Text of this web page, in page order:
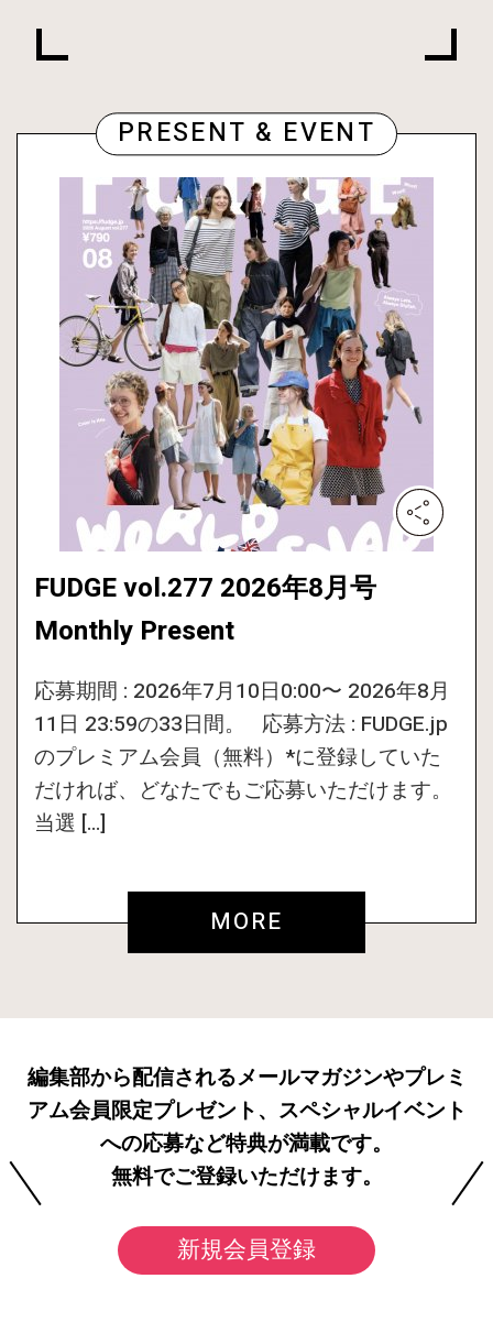
PRESENT & EVENT
FUDGE vol.277 2026年8月号
Monthly Present
応募期間 : 2026年7月10日0:00〜 2026年8月
11日 23:59の33日間。 応募方法 : FUDGE.jp
のプレミアム会員（無料）*に登録していた
だければ、どなたでもご応募いただけます。
当選 […]
MORE
編集部から配信されるメールマガジンやプレミ
アム会員限定プレゼント、スペシャルイベント
への応募など特典が満載です。
無料でご登録いただけます。
新規会員登録